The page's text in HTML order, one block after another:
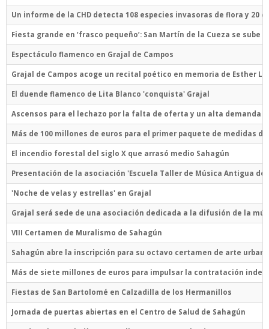
Un informe de la CHD detecta 108 especies invasoras de flora y 20
Fiesta grande en ‘frasco pequeño’: San Martín de la Cueza se sube a
Espectáculo flamenco en Grajal de Campos
Grajal de Campos acoge un recital poético en memoria de Esther
El duende flamenco de Lita Blanco 'conquista' Grajal
Ascensos para el lechazo por la falta de oferta y un alta demanda
Más de 100 millones de euros para el primer paquete de medidas
El incendio forestal del siglo X que arrasó medio Sahagún
Presentación de la asociación 'Escuela Taller de Música Antigua de
'Noche de velas y estrellas' en Grajal
Grajal será sede de una asociación dedicada a la difusión de la
VIII Certamen de Muralismo de Sahagún
Sahagún abre la inscripción para su octavo certamen de arte urbano
Más de siete millones de euros para impulsar la contratación
Fiestas de San Bartolomé en Calzadilla de los Hermanillos
Jornada de puertas abiertas en el Centro de Salud de Sahagún